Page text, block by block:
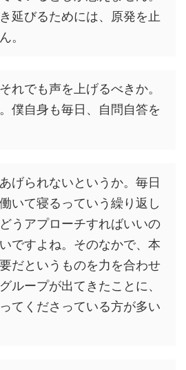
延びるためには、原発を止
。
れでも声を上げるべきか。
僕自身も毎日、自問自答を
げられないというか。毎日
いて寝るっていう繰り返し
うアプローチすればいいの
ですよね。そのなかで、本
だというものを力を合わせ
ループが出てきたことに、
てくださっている方が多い